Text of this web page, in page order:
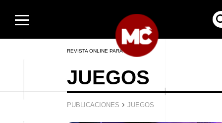
REVISTA ONLINE PARA HOMBRES
JUEGOS
PUBLICACIONES › JUEGOS